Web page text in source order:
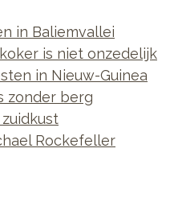
in Baliemvallei
is niet onzedelijk
in Nieuw-Guinea
zonder berg
Rockefeller